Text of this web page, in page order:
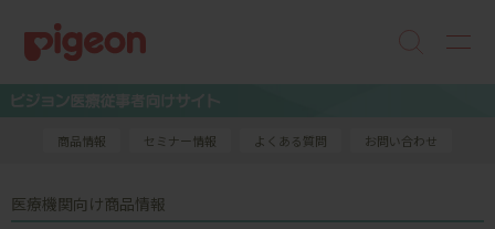
商品情報 セミナー情報 よくある質問 お問い合わせ
医療機関向け商品情報